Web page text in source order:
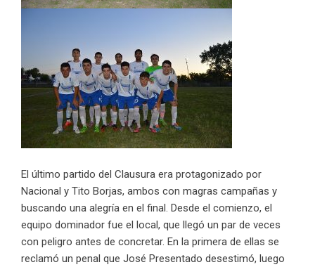
El último partido del Clausura era protagonizado por
Nacional y Tito Borjas, ambos con magras campañas y
buscando una alegría en el final. Desde el comienzo, el
equipo dominador fue el local, que llegó un par de veces
con peligro antes de concretar. En la primera de ellas se
reclamó un penal que José Presentado desestimó, luego